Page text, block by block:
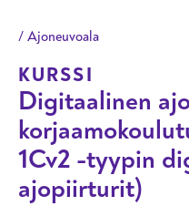
Ajoneuvoala
Digitaalinen
1Cv2 -tyypin
ajopiirturit)
KURSSI